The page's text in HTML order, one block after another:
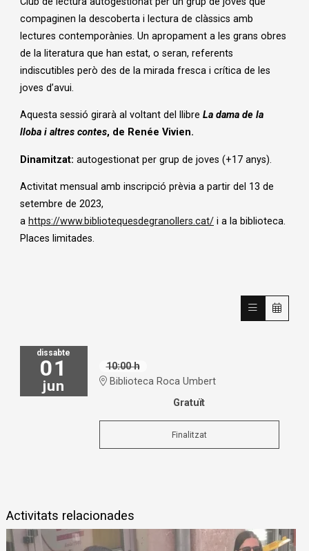
compaginen la descoberta i lectura de clàssics amb
lectures contemporànies. Un apropament a les grans obres
de la literatura que han estat, o seran, referents
indiscutibles però des de la mirada fresca i crítica de les
joves d’avui.
Aquesta sessió girarà al voltant del llibre La dama de la
lloba i altres contes, de Renée Vivien.
Dinamitzat: autogestionat per grup de joves (+17 anys).
Activitat mensual amb inscripció prèvia a partir del 13 de
setembre de 2023,
a https://www.bibliotequesdegranollers.cat/ i a la biblioteca.
Places limitades.
dissabte
01
jun
10:00 h
Biblioteca Roca Umbert
Gratuït
Finalitzat
Activitats relacionades